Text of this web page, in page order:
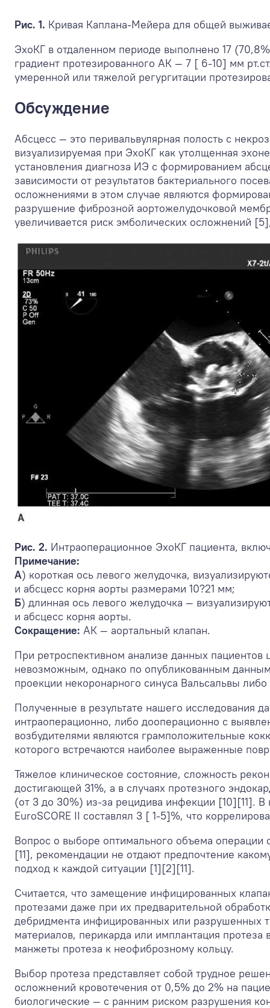
Рис. 1. Кривая Каплана-Мейера для общей
ЭхоКГ в отдаленном периоде выполнено 17
градиент протезированного АК — 7 [ 6-10] мм
умеренной или тяжелой регургитации
Обсуждение
Абсцесс — это перивальвулярная полость с
визуализируемая при ЭхоКГ как утолщенная
установления диагноза ИЭ c формированием
зависимости от результатов бактериального
осложнениями в этом случае являются
разрушение фиброзной аортожелудочковой
увеличивается риск эмболических осложнений
Рис. 2. Интраоперационное ЭхоКГ пациента,
Примечание:
А) короткая ось левого желудочка,
и абсцесс корня аорты размерами 10?21 мм;
Б) длинная ось левого желудочка —
и абсцесс корня аорты.
Сокращение: АК — аортальный клапан.
При ретроспективном анализе данных пациентов
невозможным, однако по опубликованным
проекции некоронарного синуса Вальсальвы
Полученные в результате нашего исследования
интраоперационно, либо дооперационно с
возбудителями являются грамположительные
которого встречаются наиболее выраженные
Тяжелое клиническое состояние, сложность
достигающей 31%, а в случаях протезного
(от 3 до 30%) из-за рецидива инфекции [10][11].
EuroSCORE II составлял 3 [ 1-5]%, что
Вопрос о выборе оптимального объема операции
[11], рекомендации не отдают предпочтение
подход к каждой ситуации [1][2][11].
Считается, что замещение инфицированных
протезами даже при их предварительной
дебридмента инфицированных или разрушенных
материалов, перикарда или имплантация
манжеты протеза к неофиброзному кольцу.
Выбор протеза представляет собой трудное
осложнений кровотечения от 0,5% до 2% на
биологические — с ранним риском разрушения